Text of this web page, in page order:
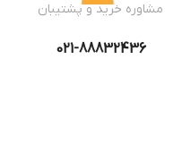
مشاوره خرید و پشتیبان
021-88832436